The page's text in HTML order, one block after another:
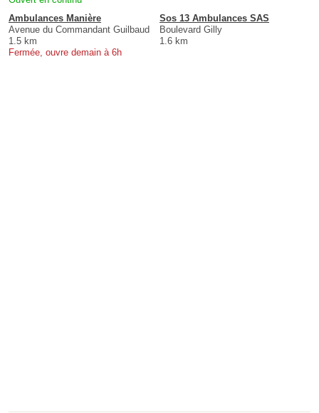
Ambulances Manière
Avenue du Commandant Guilbaud
1.5 km
Fermée, ouvre demain à 6h
Sos 13 Ambulances SAS
Boulevard Gilly
1.6 km